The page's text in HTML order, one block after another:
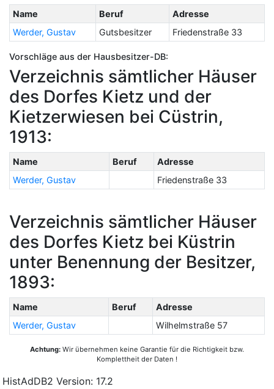
Name Beruf
Adresse
Werder, Gustav
Gutsbesitzer Friedenstraße 33
Vorschläge aus der Hausbesitzer-DB:
Verzeichnis sämtlicher Häuser
des Dorfes Kietz und der
Kietzerwiesen bei Cüstrin,
1913:
Name Beruf
Adresse
Werder, Gustav
Friedenstraße 33
Verzeichnis sämtlicher Häuser
des Dorfes Kietz bei Küstrin
unter Benennung der Besitzer,
1893:
Name Beruf
Adresse
Werder, Gustav
Wilhelmstraße 57
Achtung: Wir übernehmen keine Garantie für die Richtigkeit bzw.
Komplettheit der Daten !
HistAdDB2 Version: 17.2